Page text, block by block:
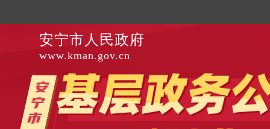
安宁市人民政府
www.kman.gov.cn